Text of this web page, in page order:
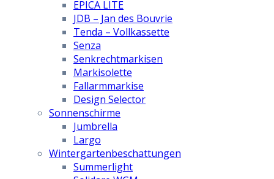
EPICA LITE
JDB – Jan des Bouvrie
Tenda – Vollkassette
Senza
Senkrechtmarkisen
Markisolette
Fallarmmarkise
Design Selector
Sonnenschirme
Jumbrella
Largo
Wintergartenbeschattungen
Summerlight